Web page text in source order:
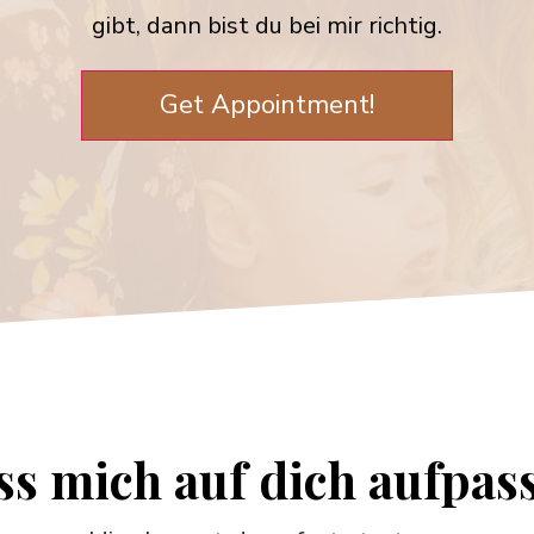
gibt, dann bist du bei mir richtig.
Get Appointment!
mich aufdich